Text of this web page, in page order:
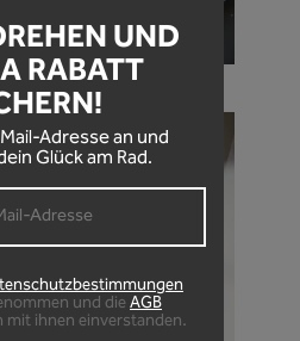
UND
RABATT
Adresse an und
Glück am Rad.
und die AGB
mit ihnen einverstanden.